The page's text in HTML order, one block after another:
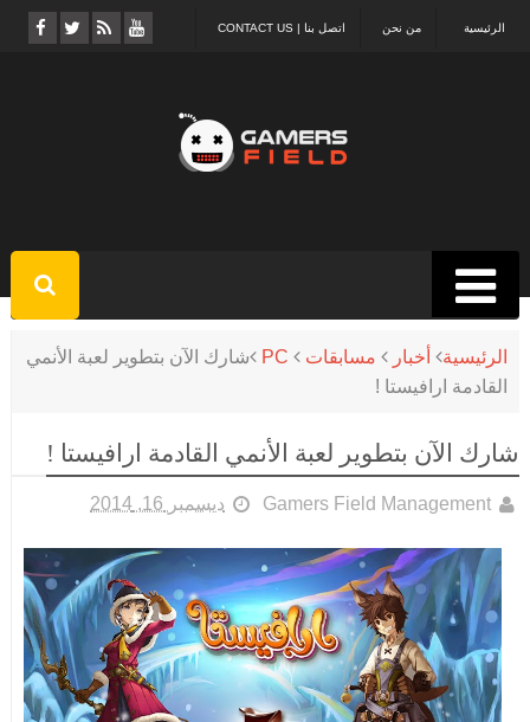
اتصل بنا | CONTACT US من نحن الرئيسية
الرئيسية أخبار مسابقات PC
شارك الآن بتطوير لعبة الأنمي
القادمة ارافيستا !
شارك الآن بتطوير لعبة الأنمي القادمة ارافيستا !
Gamers Field Management ديسمبر 16, 2014